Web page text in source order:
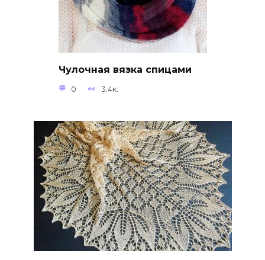
Чулочная вязка спицами
0 3.4к.